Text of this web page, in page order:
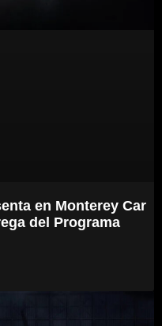
en Monterey Car
del Programa